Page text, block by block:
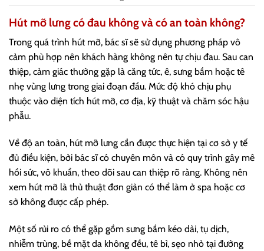
Hút mỡ lưng có đau không và có an toàn không?
Trong quá trình hút mỡ, bác sĩ sẽ sử dụng phương pháp vô
cảm phù hợp nên khách hàng không nên tự chịu đau. Sau can
thiệp, cảm giác thường gặp là căng tức, ê, sưng bầm hoặc tê
nhẹ vùng lưng trong giai đoạn đầu. Mức độ khó chịu phụ
thuộc vào diện tích hút mỡ, cơ địa, kỹ thuật và chăm sóc hậu
phẫu.
Về độ an toàn, hút mỡ lưng cần được thực hiện tại cơ sở y tế
đủ điều kiện, bởi bác sĩ có chuyên môn và có quy trình gây mê
hồi sức, vô khuẩn, theo dõi sau can thiệp rõ ràng. Không nên
xem hút mỡ là thủ thuật đơn giản có thể làm ở spa hoặc cơ
sở không được cấp phép.
Một số rủi ro có thể gặp gồm sưng bầm kéo dài, tụ dịch,
nhiễm trùng, bề mặt da không đều, tê bì, sẹo nhỏ tại đường